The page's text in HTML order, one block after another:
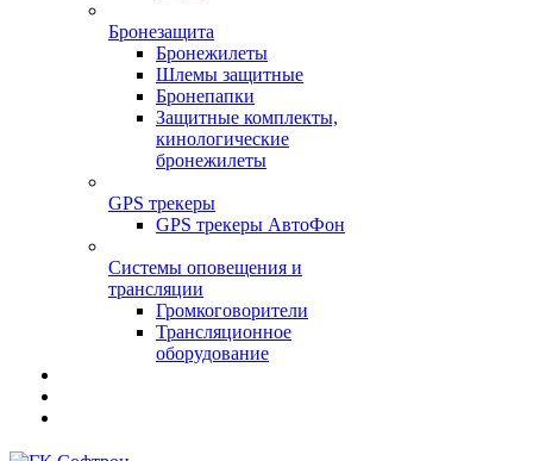
Бронезащита
Бронежилеты
Шлемы защитные
Бронепапки
Защитные комплекты,
кинологические
бронежилеты
GPS трекеры
GPS трекеры АвтоФон
Системы оповещения и
трансляции
Громкоговорители
Трансляционное
оборудование